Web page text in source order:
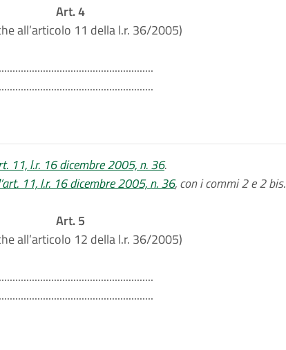
Art. 4
all’articolo 11 della l.r. 36/2005)
11, l.r. 16 dicembre 2005, n. 36.
11, l.r. 16 dicembre 2005, n. 36, con i commi 2 e 2 bis.
Art. 5
all’articolo 12 della l.r. 36/2005)